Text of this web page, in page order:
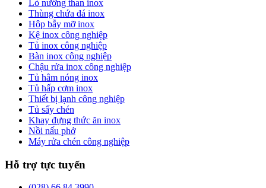
Lò nướng than inox
Thùng chứa đá inox
Hộp bẫy mỡ inox
Kệ inox công nghiệp
Tủ inox công nghiệp
Bàn inox công nghiệp
Chậu rửa inox công nghiệp
Tủ hâm nóng inox
Tủ hấp cơm inox
Thiết bị lạnh công nghiệp
Tủ sấy chén
Khay đựng thức ăn inox
Nồi nấu phở
Máy rửa chén công nghiệp
Hỗ trợ tực tuyến